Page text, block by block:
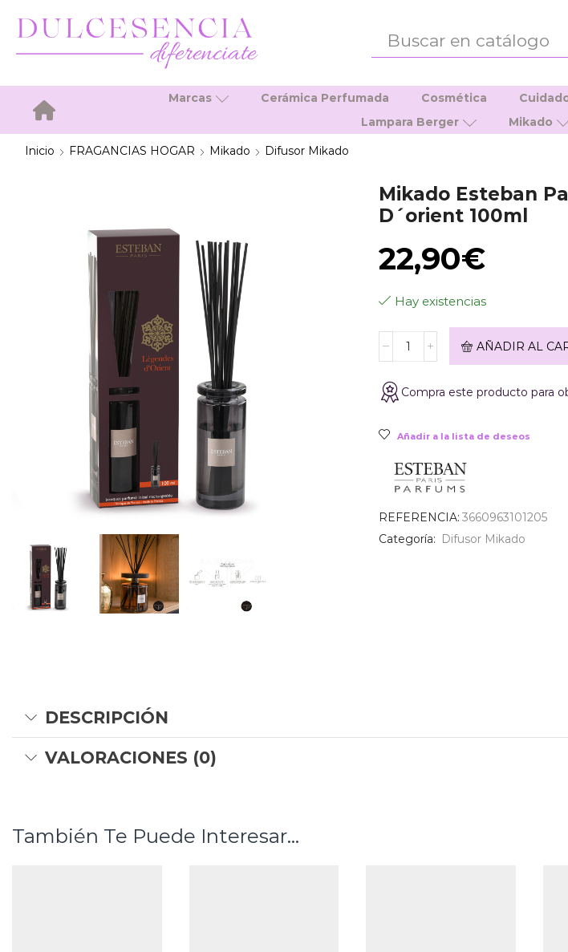
Inicio
Marcas Cerámica Perfumada Cosmética
Lampara Berger
Mikado
Inicio
FRAGANCIAS HOGAR Mikado Difusor Mikado
Mikado Esteban
D´orient 100ml
22,90€
Hay existencias
Esteban
Légendes
D
100ml
AÑADIR AL
Compra este producto para
Añadir a la lista de deseos
REFERENCIA: 3660963101205
Categoría: Difusor Mikado
DESCRIPCIÓN
VALORACIONES (0)
También Te Puede Interesar...